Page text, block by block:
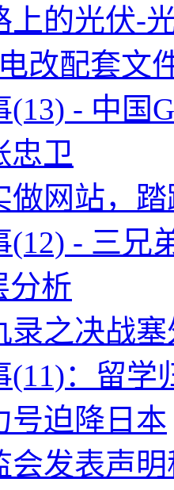
上的光伏-
改配套文
(13) - 中国
忠卫
做网站，
(12) - 三兄
分析
录之决战
(11)：留学
号迫降日本
会发表声